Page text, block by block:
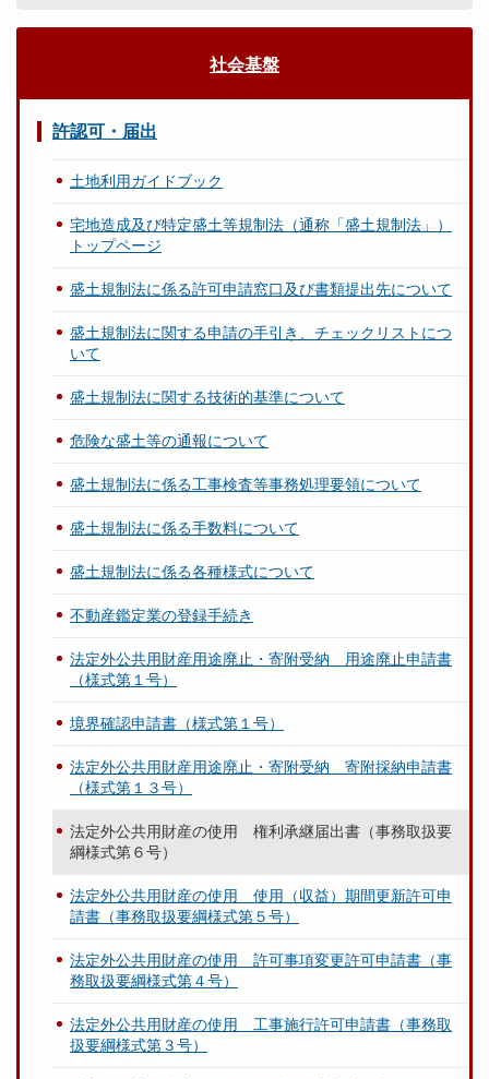
社会基盤
許認可・届出
土地利用ガイドブック
宅地造成及び特定盛土等規制法（通称「盛土規制法」）
トップページ
盛土規制法に係る許可申請窓口及び書類提出先について
盛土規制法に関する申請の手引き、チェックリストにつ
いて
盛土規制法に関する技術的基準について
危険な盛土等の通報について
盛土規制法に係る工事検査等事務処理要領について
盛土規制法に係る手数料について
盛土規制法に係る各種様式について
不動産鑑定業の登録手続き
法定外公共用財産用途廃止・寄附受納 用途廃止申請書
（様式第１号）
境界確認申請書（様式第１号）
法定外公共用財産用途廃止・寄附受納 寄附採納申請書
（様式第１３号）
法定外公共用財産の使用 権利承継届出書（事務取扱要
綱様式第６号）
法定外公共用財産の使用 使用（収益）期間更新許可申
請書（事務取扱要綱様式第５号）
法定外公共用財産の使用 許可事項変更許可申請書（事
務取扱要綱様式第４号）
法定外公共用財産の使用 工事施行許可申請書（事務取
扱要綱様式第３号）